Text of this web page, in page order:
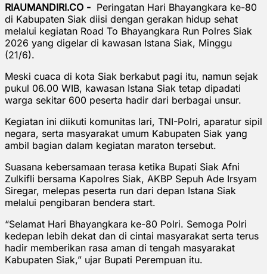
RIAUMANDIRI.CO - Peringatan Hari Bhayangkara ke-80
di Kabupaten Siak diisi dengan gerakan hidup sehat
melalui kegiatan Road To Bhayangkara Run Polres Siak
2026 yang digelar di kawasan Istana Siak, Minggu
(21/6).
Meski cuaca di kota Siak berkabut pagi itu, namun sejak
pukul 06.00 WIB, kawasan Istana Siak tetap dipadati
warga sekitar 600 peserta hadir dari berbagai unsur.
Kegiatan ini diikuti komunitas lari, TNI-Polri, aparatur sipil
negara, serta masyarakat umum Kabupaten Siak yang
ambil bagian dalam kegiatan maraton tersebut.
Suasana kebersamaan terasa ketika Bupati Siak Afni
Zulkifli bersama Kapolres Siak, AKBP Sepuh Ade Irsyam
Siregar, melepas peserta run dari depan Istana Siak
melalui pengibaran bendera start.
“Selamat Hari Bhayangkara ke-80 Polri. Semoga Polri
kedepan lebih dekat dan di cintai masyarakat serta terus
hadir memberikan rasa aman di tengah masyarakat
Kabupaten Siak,” ujar Bupati Perempuan itu.